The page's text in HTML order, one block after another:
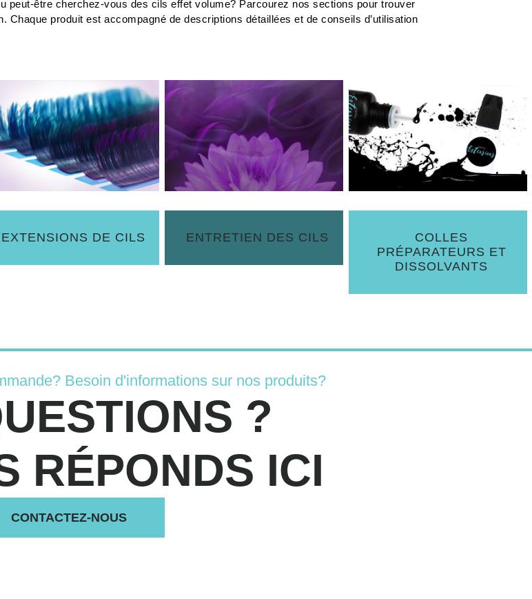
peut-être cherchez-vous des cils effet volume? Parcourez nos sections pour trouver
Chaque produit est accompagné de descriptions détaillées et de conseils d’utilisation
EXTENSIONS DE CILS ENTRETIEN DES CILS
COLLES
PRÉPARATEURS ET
DISSOLVANTS
Besoin d'informations sur nos produits?
?
RÉPONDS ICI
CONTACTEZ-NOUS